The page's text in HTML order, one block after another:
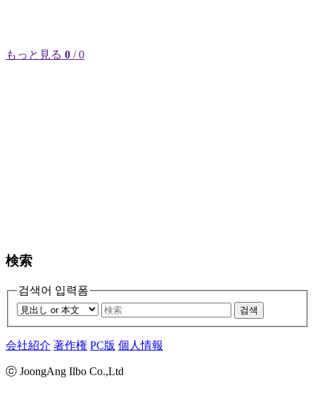
もっと見る 0 / 0
検索
검색어 입력폼
검색
会社紹介 著作権 PC版 個人情報
ⓒ JoongAng Ilbo Co.,Ltd